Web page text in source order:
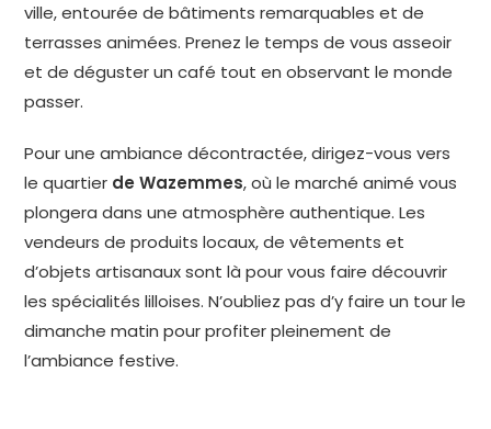
ville, entourée de bâtiments remarquables et de
terrasses animées. Prenez le temps de vous asseoir
et de déguster un café tout en observant le monde
passer.
Pour une ambiance décontractée, dirigez-vous vers
le quartier de Wazemmes, où le marché animé vous
plongera dans une atmosphère authentique. Les
vendeurs de produits locaux, de vêtements et
d’objets artisanaux sont là pour vous faire découvrir
les spécialités lilloises. N’oubliez pas d’y faire un tour le
dimanche matin pour profiter pleinement de
l’ambiance festive.